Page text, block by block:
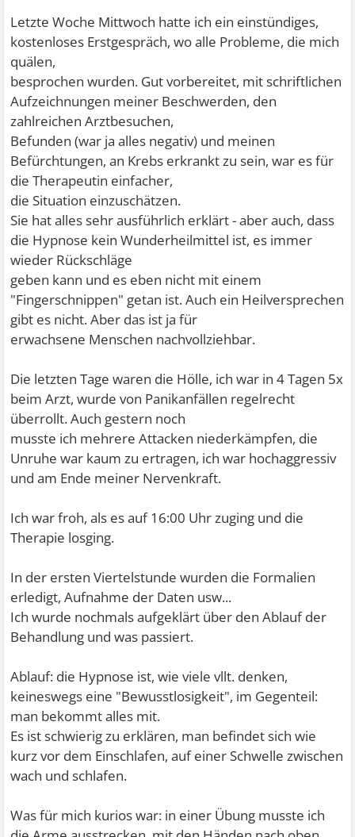
Letzte Woche Mittwoch hatte ich ein einstündiges,
kostenloses Erstgespräch, wo alle Probleme, die mich
quälen,
besprochen wurden. Gut vorbereitet, mit schriftlichen
Aufzeichnungen meiner Beschwerden, den
zahlreichen Arztbesuchen,
Befunden (war ja alles negativ) und meinen
Befürchtungen, an Krebs erkrankt zu sein, war es für
die Therapeutin einfacher,
die Situation einzuschätzen.
Sie hat alles sehr ausführlich erklärt - aber auch, dass
die Hypnose kein Wunderheilmittel ist, es immer
wieder Rückschläge
geben kann und es eben nicht mit einem
"Fingerschnippen" getan ist. Auch ein Heilversprechen
gibt es nicht. Aber das ist ja für
erwachsene Menschen nachvollziehbar.
Die letzten Tage waren die Hölle, ich war in 4 Tagen 5x
beim Arzt, wurde von Panikanfällen regelrecht
überrollt. Auch gestern noch
musste ich mehrere Attacken niederkämpfen, die
Unruhe war kaum zu ertragen, ich war hochaggressiv
und am Ende meiner Nervenkraft.
Ich war froh, als es auf 16:00 Uhr zuging und die
Therapie losging.
In der ersten Viertelstunde wurden die Formalien
erledigt, Aufnahme der Daten usw...
Ich wurde nochmals aufgeklärt über den Ablauf der
Behandlung und was passiert.
Ablauf: die Hypnose ist, wie viele vllt. denken,
keineswegs eine "Bewusstlosigkeit", im Gegenteil:
man bekommt alles mit.
Es ist schwierig zu erklären, man befindet sich wie
kurz vor dem Einschlafen, auf einer Schwelle zwischen
wach und schlafen.
Was für mich kurios war: in einer Übung musste ich